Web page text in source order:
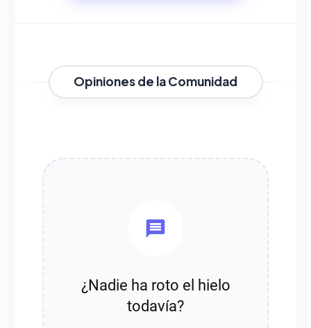
Opiniones de la Comunidad
¿Nadie ha roto el hielo
todavía?